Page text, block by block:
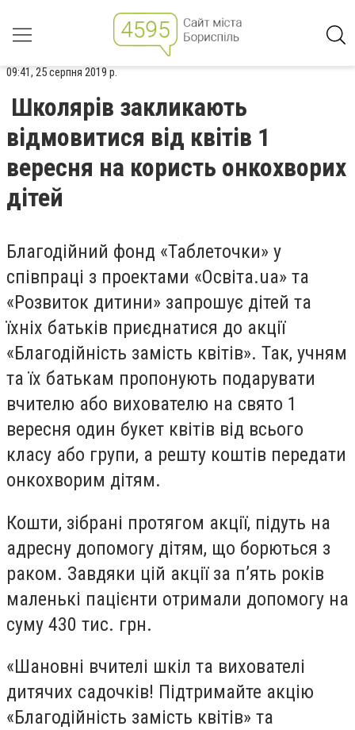
09:41, 25 серпня 2019 р.
Школярів закликають
відмовитися від квітів 1
вересня на користь онкохворих
дітей
Благодійний фонд «Таблеточки» у
співпраці з проектами «Освіта.ua» та
«Розвиток дитини» запрошує дітей та
їхніх батьків приєднатися до акції
«Благодійність замість квітів». Так, учням
та їх батькам пропонують подарувати
вчителю або вихователю на свято 1
вересня один букет квітів від всього
класу або групи, а решту коштів передати
онкохворим дітям.
Кошти, зібрані протягом акції, підуть на
адресну допомогу дітям, що борються з
раком. Завдяки цій акції за п’ять років
маленькі пацієнти отримали допомогу на
суму 430 тис. грн.
«Шановні вчителі шкіл та вихователі
дитячих садочків! Підтримайте акцію
«Благодійність замість квітів» та